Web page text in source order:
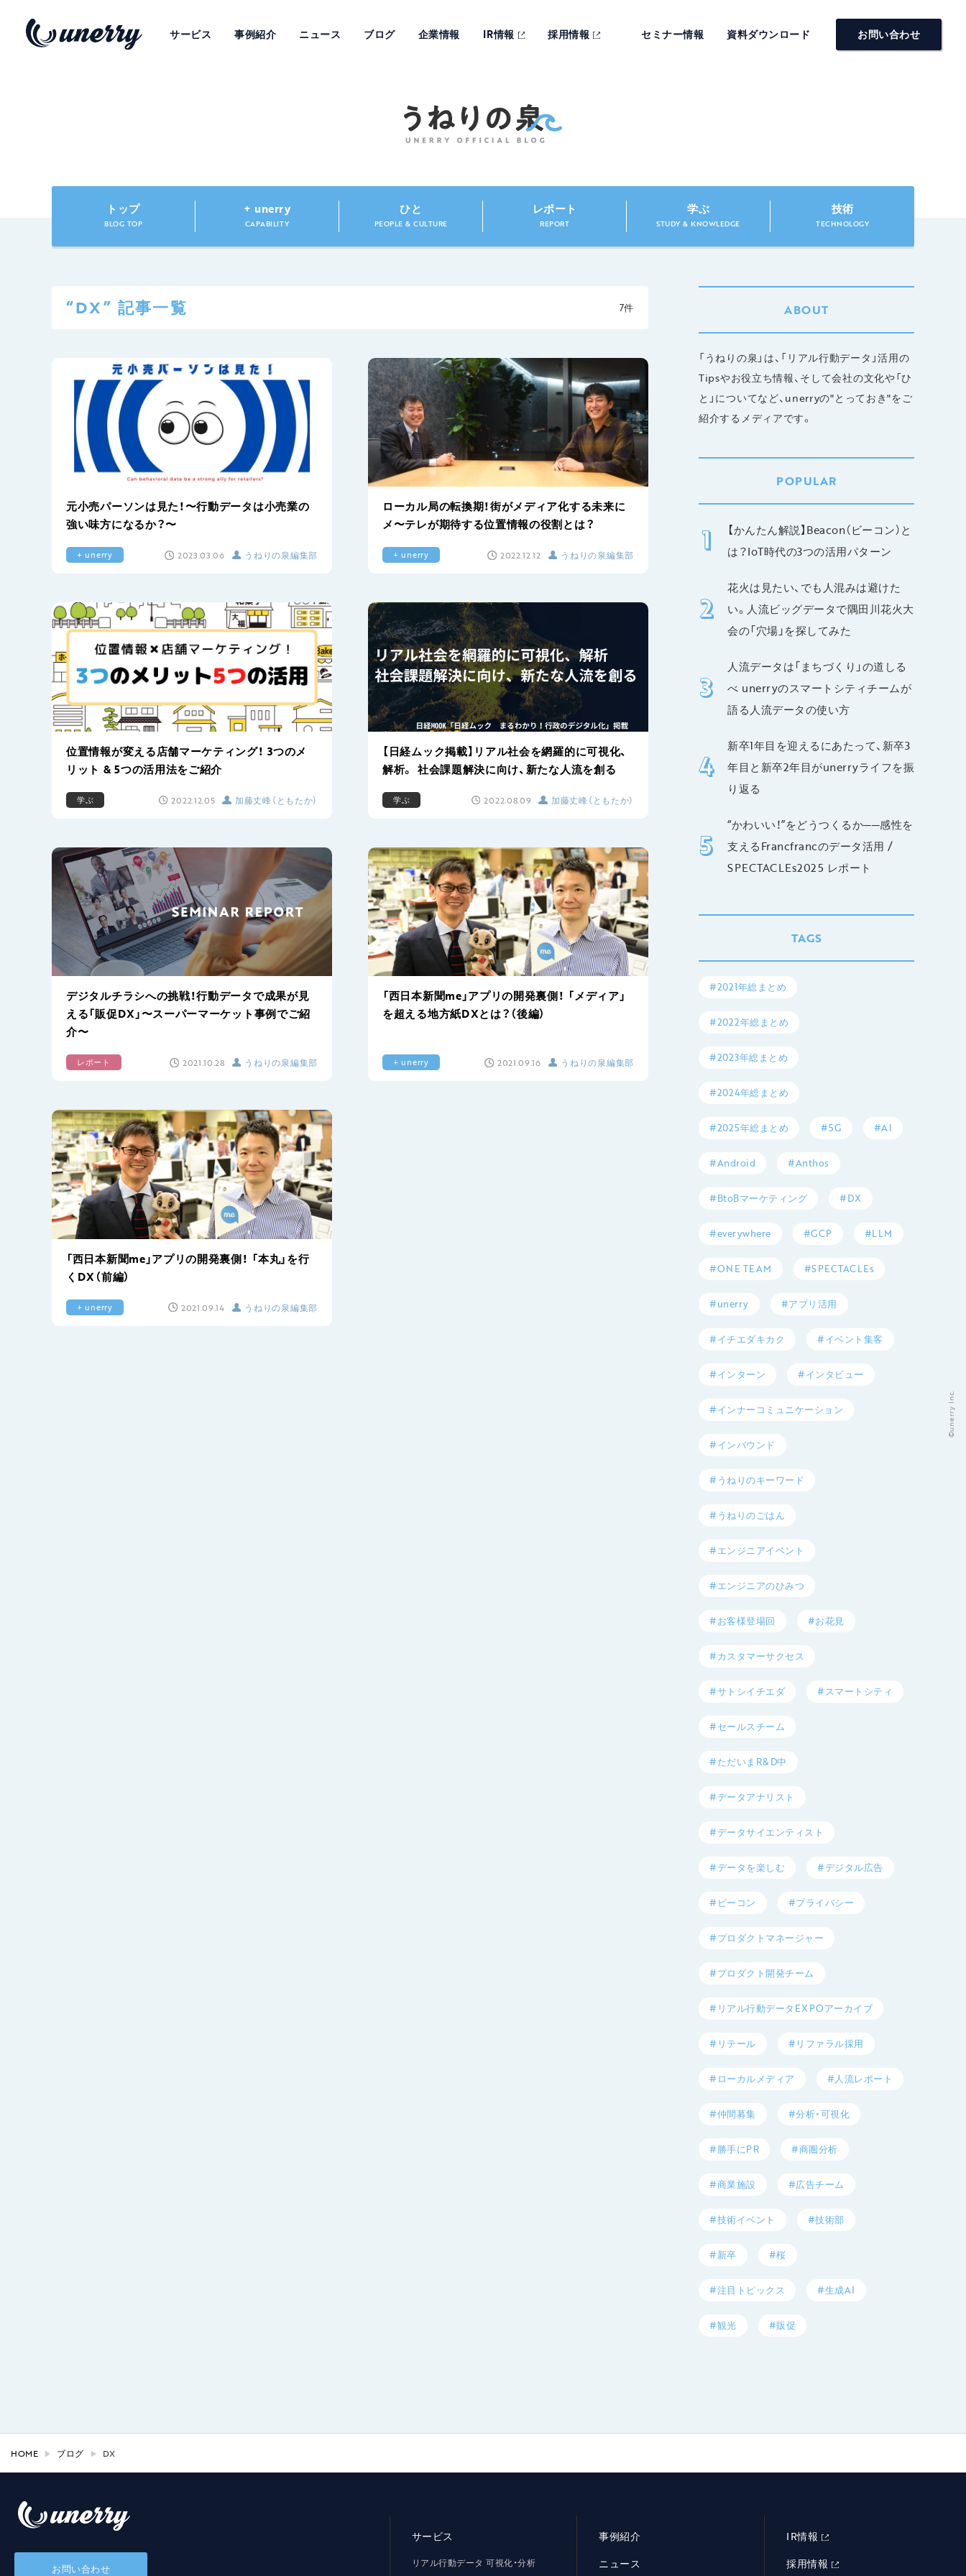
サービス 事例紹介 ニュース ブログ 企業情報 IR情報 採用情報 セミナー情報 資料ダウンロード お問い合わせ
トップ
BLOG TOP
+ unerry
CAPABILITY
ひと
PEOPLE & CULTURE
レポート
REPORT
学ぶ
STUDY & KNOWLEDGE
技術
TECHNOLOGY
“DX” 記事一覧 7件
元小売パーソンは見た！〜行動データは小売業の
強い味方になるか？〜
+ unerry 2023.03.06 うねりの泉編集部
ローカル局の転換期！街がメディア化する未来に
メ〜テレが期待する位置情報の役割とは？
+ unerry 2022.12.12 うねりの泉編集部
位置情報が変える店舗マーケティング！ 3つのメ
リット & 5つの活用法をご紹介
学ぶ 2022.12.05 加藤丈峰（ともたか）
【日経ムック掲載】リアル社会を網羅的に可視化、
解析。 社会課題解決に向け、新たな人流を創る
学ぶ 2022.08.09 加藤丈峰（ともたか）
デジタルチラシへの挑戦！行動データで成果が見
える「販促DX」〜スーパーマーケット事例でご紹
介〜
レポート 2021.10.28 うねりの泉編集部
「西日本新聞me」アプリの開発裏側！ 「メディア」
を超える地方紙DXとは？（後編）
+ unerry 2021.09.16 うねりの泉編集部
「西日本新聞me」アプリの開発裏側！ 「本丸」を行
くDX（前編）
+ unerry 2021.09.14 うねりの泉編集部
ABOUT
「うねりの泉」は、「リアル行動データ」活用の
Tipsやお役立ち情報、そして会社の文化や「ひ
と」についてなど、unerryの"とっておき"をご
紹介するメディアです。
POPULAR
【かんたん解説】Beacon（ビーコン）と
は？IoT時代の3つの活用パターン
花火は見たい、でも人混みは避けた
い。人流ビッグデータで隅田川花火大
会の「穴場」を探してみた
人流データは「まちづくり」の道しる
べ unerryのスマートシティチームが
語る人流データの使い方
新卒1年目を迎えるにあたって、新卒3
年目と新卒2年目がunerryライフを振
り返る
“かわいい！”をどうつくるか──感性を
支えるFrancfrancのデータ活用 /
SPECTACLEs2025 レポート
TAGS
#2021年総まとめ
#2022年総まとめ
#2023年総まとめ
#2024年総まとめ
#2025年総まとめ #5G #AI
#Android #Anthos
#BtoBマーケティング #DX
#everywhere #GCP #LLM
#ONE TEAM #SPECTACLEs
#unerry #アプリ活用
#イチエダキカク #イベント集客
#インターン #インタビュー
#インナーコミュニケーション
#インバウンド
#うねりのキーワード
#うねりのごはん
#エンジニアイベント
#エンジニアのひみつ
#お客様登場回 #お花見
#カスタマーサクセス
#サトシイチエダ #スマートシティ
#セールスチーム
#ただいまR&D中
#データアナリスト
#データサイエンティスト
#データを楽しむ #デジタル広告
#ビーコン #プライバシー
#プロダクトマネージャー
#プロダクト開発チーム
#リアル行動データEXPOアーカイブ
#リテール #リファラル採用
#ローカルメディア #人流レポート
#仲間募集 #分析・可視化
#勝手にPR #商圏分析
#商業施設 #広告チーム
#技術イベント #技術部
#新卒 #桜
#注目トピックス #生成AI
#観光 #販促
HOME ブログ DX
お問い合わせ
サービス
リアル行動データ 可視化・分析
事例紹介
ニュース
IR情報
採用情報
©️unerry Inc.